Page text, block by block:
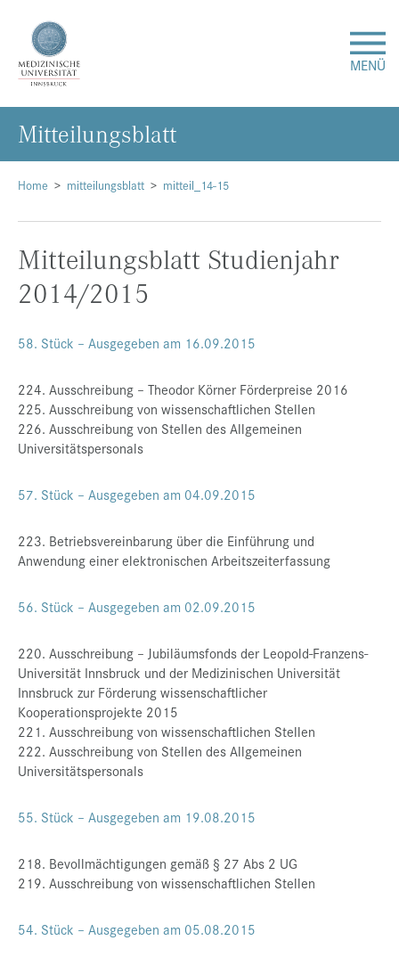
MENÜ
Forschung
Studium & Lehre
Über uns
Internationales
Events
Presse
Jobs
Kontakt
Service-Links
Home mitteilungsblatt mitteil_14-15
Mitteilungsblatt Studienjahr
2014/2015
58. Stück – Ausgegeben am 16.09.2015
224. Ausschreibung – Theodor Körner Förderpreise 2016
225. Ausschreibung von wissenschaftlichen Stellen
226. Ausschreibung von Stellen des Allgemeinen
Universitätspersonals
57. Stück – Ausgegeben am 04.09.2015
223. Betriebsvereinbarung über die Einführung und
Anwendung einer elektronischen Arbeitszeiterfassung
56. Stück – Ausgegeben am 02.09.2015
220. Ausschreibung – Jubiläumsfonds der Leopold-Franzens-
Universität Innsbruck und der Medizinischen Universität
Innsbruck zur Förderung wissenschaftlicher
Kooperationsprojekte 2015
221. Ausschreibung von wissenschaftlichen Stellen
222. Ausschreibung von Stellen des Allgemeinen
Universitätspersonals
55. Stück – Ausgegeben am 19.08.2015
218. Bevollmächtigungen gemäß § 27 Abs 2 UG
219. Ausschreibung von wissenschaftlichen Stellen
54. Stück – Ausgegeben am 05.08.2015
Mit­tei­lungs­blatt